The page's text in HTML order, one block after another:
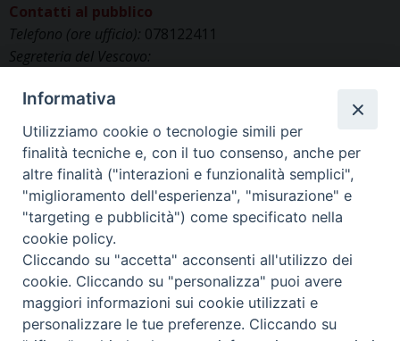
Contatti al pubblico
Telefono (ore ufficio): 078122411
Segreteria del Vescovo:
Uffici di Curia:curia_iglesias@libero.it
Cancelleria (richiesta documenti):
canc.curia.iglesias@tiscali.it
Comunicazione & media (ufficio stampa):
ucs.iglesias@gmail.com
Informativa
Utilizziamo cookie o tecnologie simili per
finalità tecniche e, con il tuo consenso, anche per
altre finalità ("interazioni e funzionalità semplici",
"miglioramento dell'esperienza", "misurazione" e
"targeting e pubblicità") come specificato nella
cookie policy.
Cliccando su "accetta" acconsenti all'utilizzo dei
cookie. Cliccando su "personalizza" puoi avere
maggiori informazioni sui cookie utilizzati e
personalizzare le tue preferenze. Cliccando su